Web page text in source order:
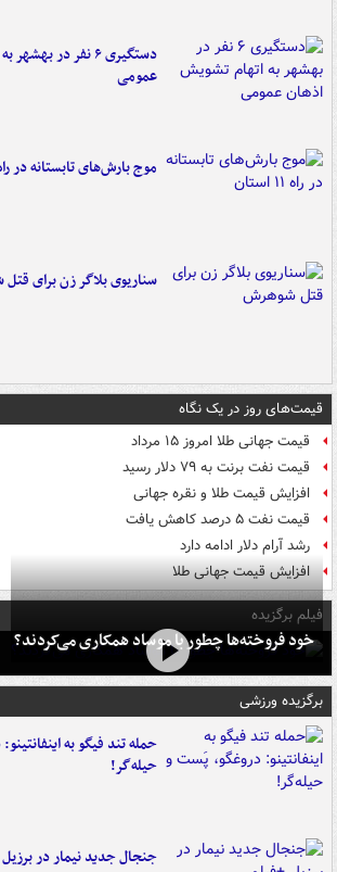
دستگیری ۶ نفر در
عمومی
موج بارش‌های تابستانه در راه ۱۱
سناریوی بلاگر زن برای
قیمت‌های روز در یک نگاه
قیمت جهانی طلا امروز ۱۵ مرداد
قیمت نفت برنت به ۷۹ دلار رسید
افزایش قیمت طلا و نقره جهانی
قیمت نفت ۵ درصد کاهش یافت
رشد آرام دلار ادامه دارد
افزایش قیمت جهانی طلا
فیلم برگزیده
خود فروخته‌ها چطور با موساد همکاری می‌کردند؟
برگزیده ورزشی
حمله تند فیگو به
حیله‌گر!
جنجال جدید نیمار در